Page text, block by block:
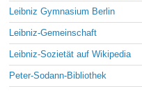
Leibniz Gymnasium Berlin
Leibniz-Gemeinschaft
Leibniz-Sozietät auf Wikipedia
Peter-Sodann-Bibliothek